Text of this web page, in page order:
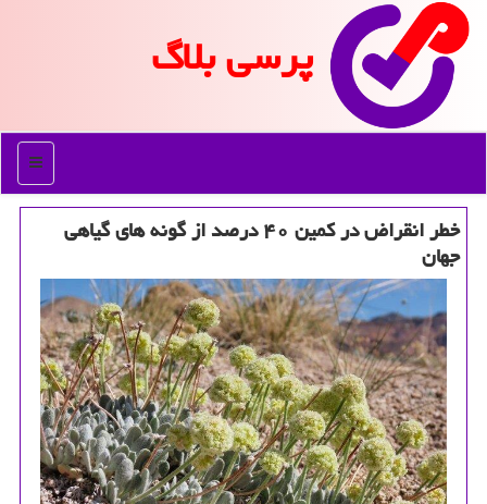
پرسی بلاگ
منو
خطر انقراض در كمین ۴۰ درصد از گونه های گیاهی
جهان